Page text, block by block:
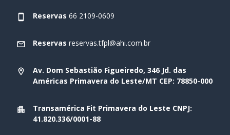
Reservas 66 2109-0609
Reservas reservas.tfpl@ahi.com.br
Av. Dom Sebastião Figueiredo, 346 Jd. das
Américas Primavera do Leste/MT CEP: 78850-000
Transamérica Fit Primavera do Leste CNPJ:
41.820.336/0001-88